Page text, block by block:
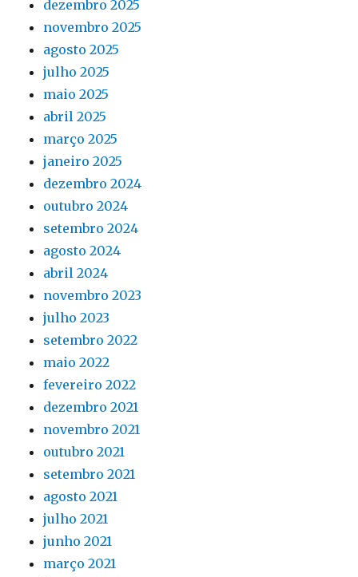
dezembro 2025
novembro 2025
agosto 2025
julho 2025
maio 2025
abril 2025
março 2025
janeiro 2025
dezembro 2024
outubro 2024
setembro 2024
agosto 2024
abril 2024
novembro 2023
julho 2023
setembro 2022
maio 2022
fevereiro 2022
dezembro 2021
novembro 2021
outubro 2021
setembro 2021
agosto 2021
julho 2021
junho 2021
março 2021